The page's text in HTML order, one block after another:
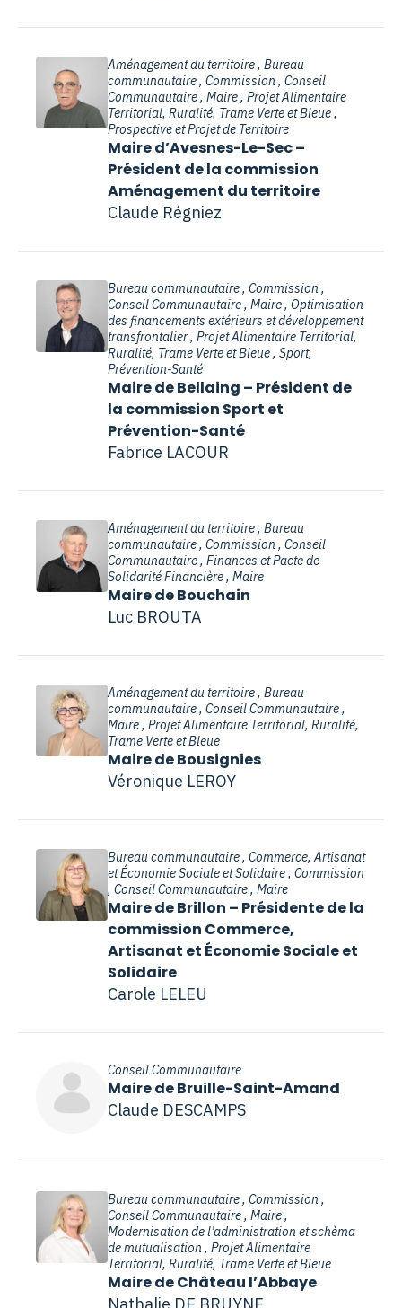
Aménagement du territoire , Bureau
communautaire , Commission , Conseil
Communautaire , Maire , Projet Alimentaire
Territorial, Ruralité, Trame Verte et Bleue ,
Prospective et Projet de Territoire
Maire d’Avesnes-Le-Sec –
Président de la commission
Aménagement du territoire
Claude Régniez
Bureau communautaire , Commission ,
Conseil Communautaire , Maire , Optimisation
des financements extérieurs et développement
transfrontalier , Projet Alimentaire Territorial,
Ruralité, Trame Verte et Bleue , Sport,
Prévention-Santé
Maire de Bellaing – Président de
la commission Sport et
Prévention-Santé
Fabrice LACOUR
Aménagement du territoire , Bureau
communautaire , Commission , Conseil
Communautaire , Finances et Pacte de
Solidarité Financière , Maire
Maire de Bouchain
Luc BROUTA
Aménagement du territoire , Bureau
communautaire , Conseil Communautaire ,
Maire , Projet Alimentaire Territorial, Ruralité,
Trame Verte et Bleue
Maire de Bousignies
Véronique LEROY
Bureau communautaire , Commerce, Artisanat
et Économie Sociale et Solidaire , Commission
, Conseil Communautaire , Maire
Maire de Brillon – Présidente de la
commission Commerce,
Artisanat et Économie Sociale et
Solidaire
Carole LELEU
Conseil Communautaire
Maire de Bruille-Saint-Amand
Claude DESCAMPS
Bureau communautaire , Commission ,
Conseil Communautaire , Maire ,
Modernisation de l’administration et schèma
de mutualisation , Projet Alimentaire
Territorial, Ruralité, Trame Verte et Bleue
Maire de Château l’Abbaye